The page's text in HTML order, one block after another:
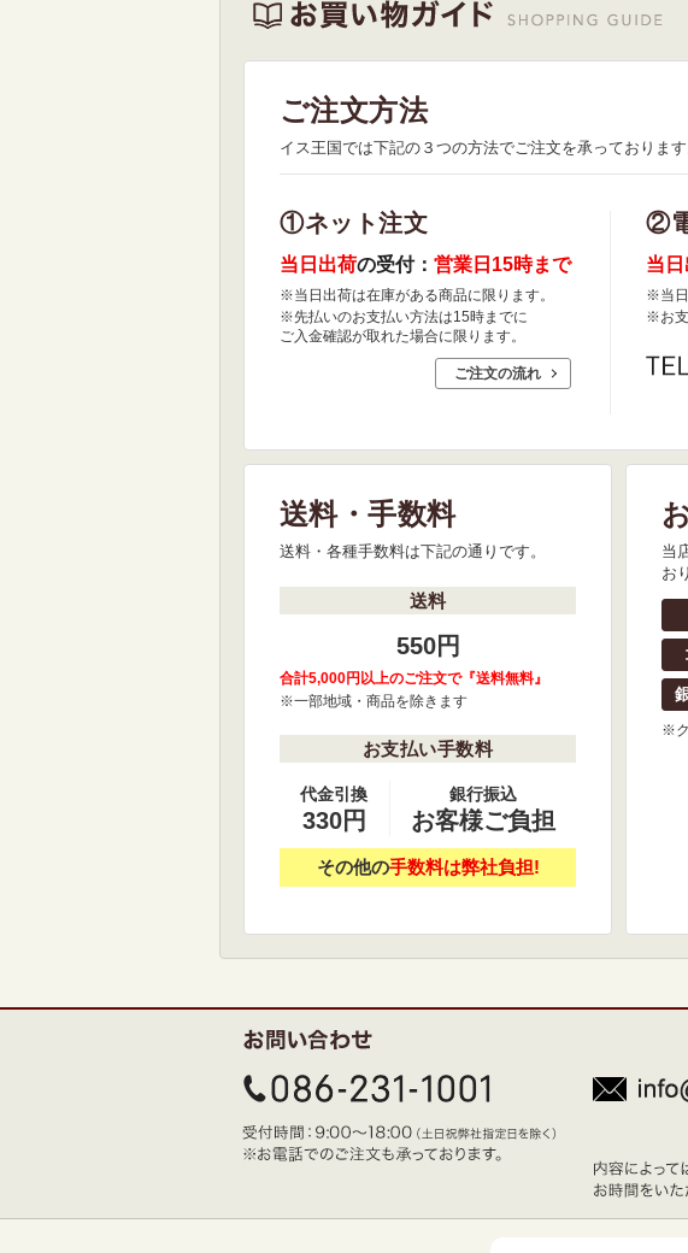
ご注文方法
イス王国では下記の３つの方法でご注文を承っております
①ネット注文
当日出荷の受付： 営業日15時まで
※当日出荷は在庫がある商品に限ります。
※先払いのお支払い方法は15時までに
ご入金確認が取れた場合に限ります。
ご注文の流れ
②
当
※当日
※お支
送料・手数料
送料・各種手数料は下記の通りです。
送料
550円
合計5,000円以上のご注文で『送料無料』
※一部地域・商品を除きます
お支払い手数料
代金引換
330円
銀行振込
お客様ご負担
その他の手数料は弊社負担!
当
お
※ク